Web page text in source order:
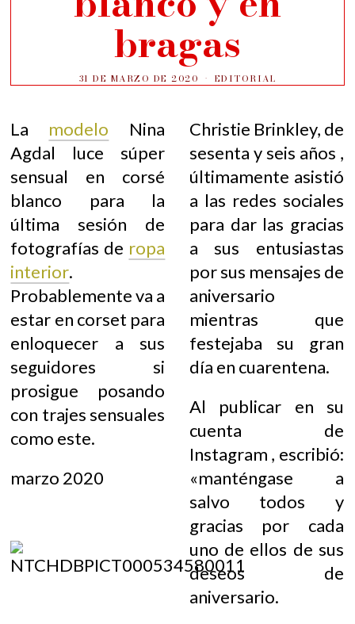
bragas
31 DE MARZO DE 2020 EDITORIAL
La modelo Nina
Agdal luce súper
sensual en corsé
blanco para la
última sesión de
fotografías de ropa
interior.
Probablemente va a
estar en corset para
enloquecer a sus
seguidores si
prosigue posando
con trajes sensuales
como este.
marzo 2020
Christie Brinkley, de
sesenta y seis años ,
últimamente asistió
a las redes sociales
para dar las gracias
a sus entusiastas
por sus mensajes de
aniversario
mientras que
festejaba su gran
día en cuarentena.
Al publicar en su
cuenta de
Instagram , escribió:
«manténgase a
salvo todos y
gracias por cada
uno de ellos de sus
deseos de
aniversario.